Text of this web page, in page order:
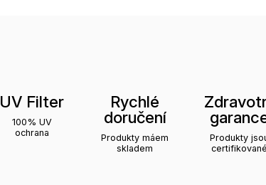
UV Filter
100% UV
ochrana
Rychlé
doručení
Produkty máem
skladem
Produkty
certifikované